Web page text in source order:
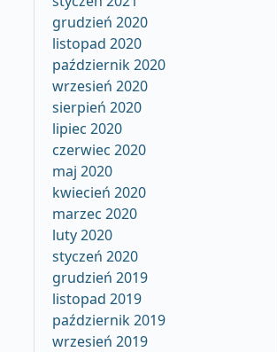
grudzień 2020
listopad 2020
październik 2020
wrzesień 2020
sierpień 2020
lipiec 2020
czerwiec 2020
maj 2020
kwiecień 2020
marzec 2020
luty 2020
styczeń 2020
grudzień 2019
listopad 2019
październik 2019
wrzesień 2019